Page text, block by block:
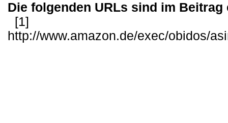
Die folgenden URLs sind im Beitrag
[1]
http://www.amazon.de/exec/obidos/